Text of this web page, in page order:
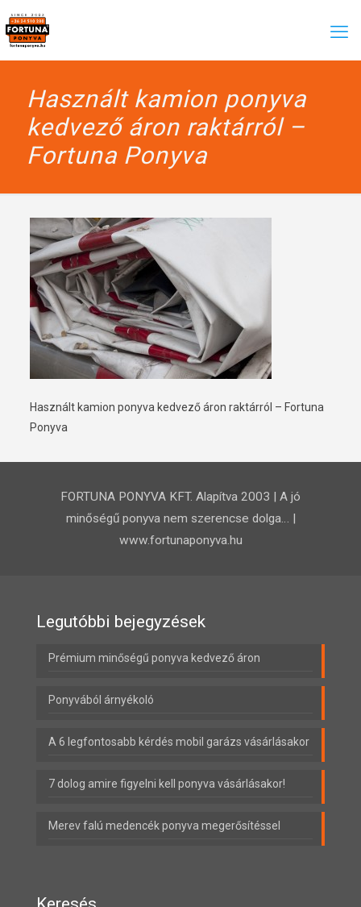
Használt kamion ponyva
kedvező áron raktárról –
Fortuna Ponyva
Használt kamion ponyva kedvező áron raktárról – Fortuna
Ponyva
FORTUNA PONYVA KFT. Alapítva 2003 | A jó
minőségű ponyva nem szerencse dolga… |
www.fortunaponyva.hu
Legutóbbi bejegyzések
Prémium minőségű ponyva kedvező áron
Ponyvából árnyékoló
A 6 legfontosabb kérdés mobil garázs vásárlásakor
7 dolog amire figyelni kell ponyva vásárlásakor!
Merev falú medencék ponyva megerősítéssel